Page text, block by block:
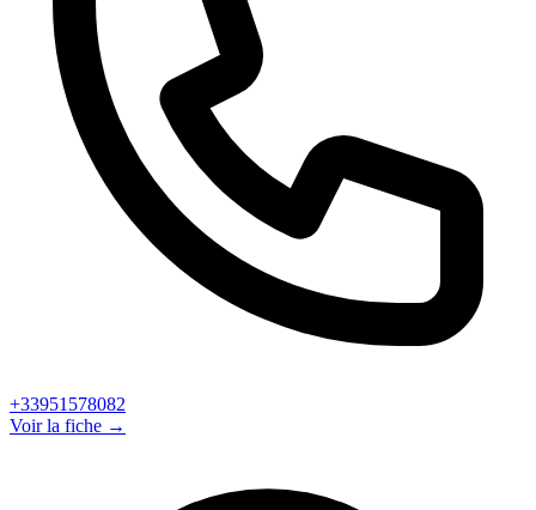
+33951578082
Voir la fiche →